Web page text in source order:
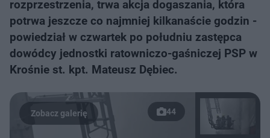
rozprzestrzenia, trwa akcja dogaszania, która
potrwa jeszcze co najmniej kilkanaście godzin -
powiedział w czwartek po południu zastępca
dowódcy jednostki ratowniczo-gaśniczej PSP w
Krośnie st. kpt. Mateusz Dębiec.
44